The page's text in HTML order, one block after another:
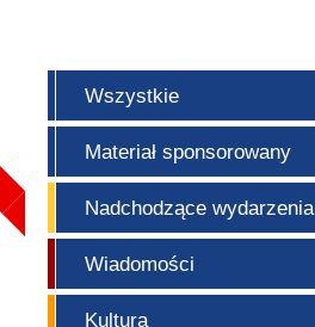
Wszystkie
Materiał sponsorowany
Nadchodzące wydarzenia
Wiadomości
Kultura